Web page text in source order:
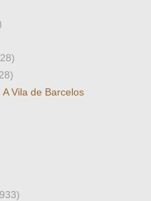
Vila de Barcelos